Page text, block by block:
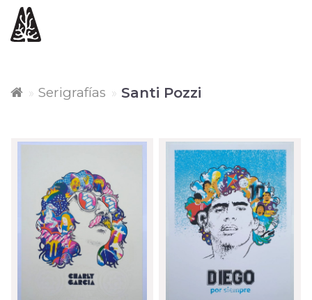
Serigrafías Santi Pozzi